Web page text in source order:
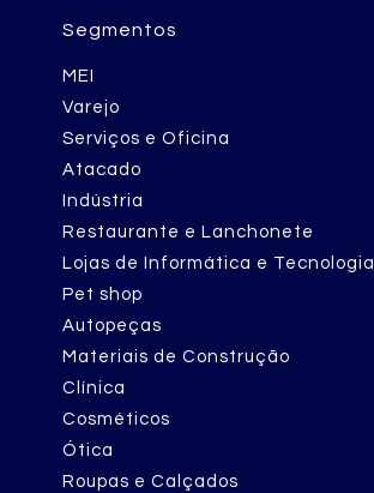
Segmentos
MEI
Varejo
Serviços e Oficina
Atacado
Indústria
Restaurante e Lanchonete
Lojas de Informática e Tecnologia
Pet shop
Autopeças
Materiais de Construção
Clínica
Cosméticos
Ótica
Roupas e Calçados